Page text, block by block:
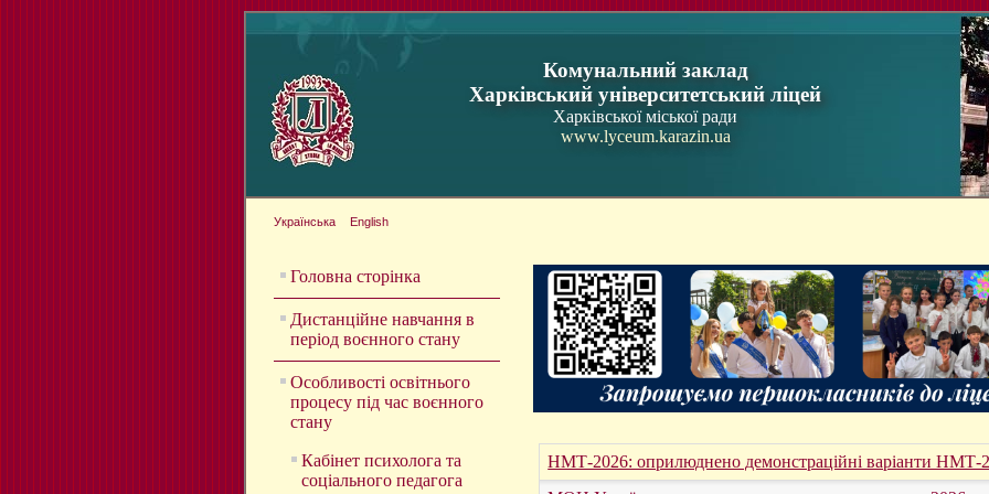
Комунальний заклад
Харківський університетський ліцей
Харківської міської ради
www.lyceum.karazin.ua
Українська English
Головна сторінка
Дистанційне навчання в
період воєнного стану
Особливості освітнього
процесу під час воєнного
стану
Кабінет психолога та
соціального педагога
НМТ-2026: оприлюднено демонстраційні варіанти НМТ-